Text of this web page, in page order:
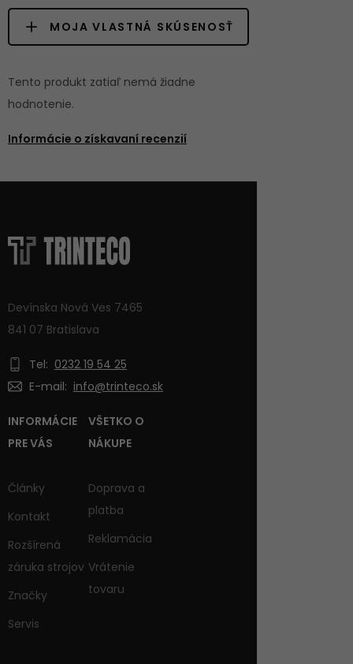
MOJA VLASTNÁ SKÚSENOSŤ
Tento produkt zatiaľ nemá žiadne
hodnotenie.
Informácie o získavaní recenzií
Devínska Nová Ves 7465
841 07 Bratislava
Tel: 0232 19 54 25
E-mail: info@trinteco.sk
INFORMÁCIE
PRE VÁS
Články
Kontakt
Rozšírená
záruka strojov
Značky
Servis
VŠETKO O
NÁKUPE
Doprava a
platba
Reklamácia
Vrátenie
tovaru